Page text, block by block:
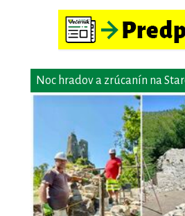
Noc hradov a zrúcanín na